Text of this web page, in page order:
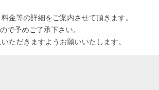
金等の詳細をご案内させて頂きます。
で予めご了承下さい。
ただきますようお願いいたします。